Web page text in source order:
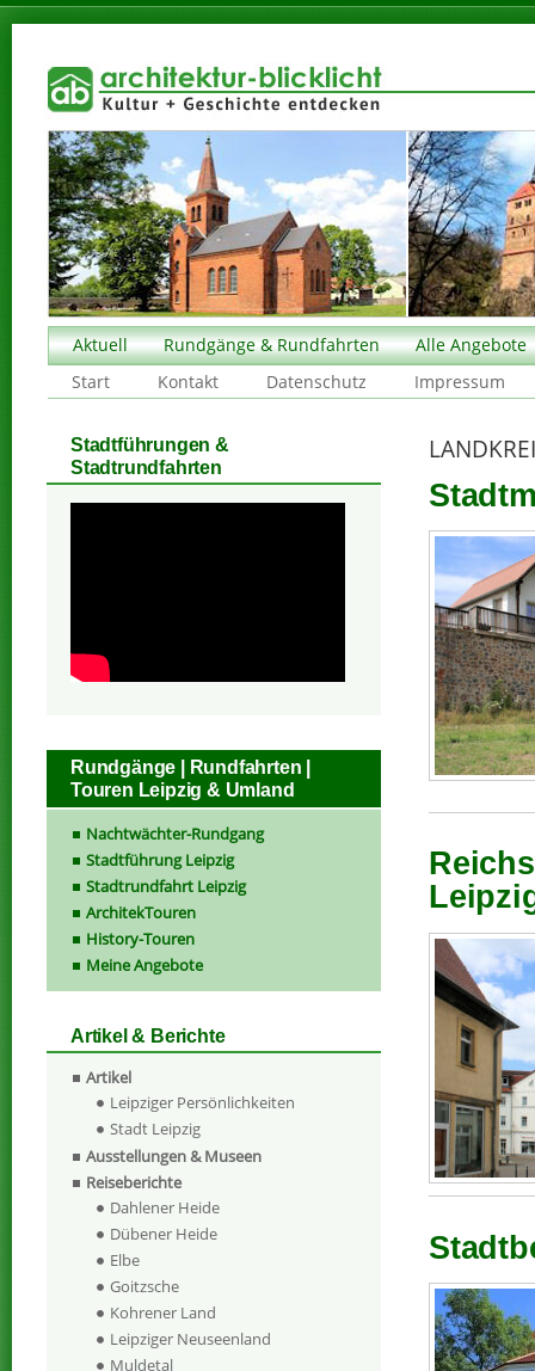
Aktuell Rundgänge & Rundfahrten
Alle Angebote
Start
Kontakt Datenschutz Impressum
Stadtführungen &
Stadtrundfahrten
Rundgänge | Rundfahrten |
Touren Leipzig & Umland
Nachtwächter-Rundgang
Stadtführung Leipzig
Stadtrundfahrt Leipzig
ArchitekTouren
History-Touren
Meine Angebote
Artikel & Berichte
Artikel
Leipziger Persönlichkeiten
Stadt Leipzig
Ausstellungen & Museen
Reiseberichte
Dahlener Heide
Dübener Heide
Elbe
Goitzsche
Kohrener Land
Leipziger Neuseenland
Muldetal